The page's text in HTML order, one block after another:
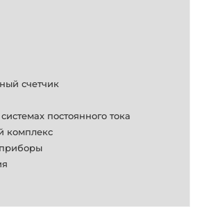
счетчик
постоянного тока
комплекс